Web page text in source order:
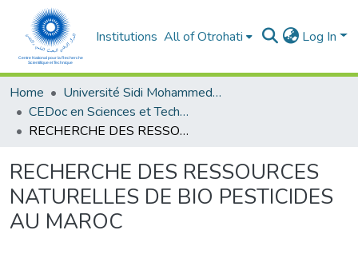
Institutions All of Otrohati Log In
Home
Université Sidi Mohammed Ben Abdellah - Fès
CEDoc en Sciences et Techniques et Sciences Médicales (CED - STSM)
RECHERCHE DES RESSOURCES NATURELLES DE BIO PESTICIDES AU MAROC
RECHERCHE DES RESSOURCES
NATURELLES DE BIO PESTICIDES
AU MAROC